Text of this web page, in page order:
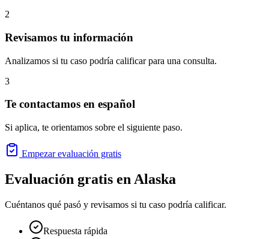
2
Revisamos tu información
Analizamos si tu caso podría calificar para una consulta.
3
Te contactamos en español
Si aplica, te orientamos sobre el siguiente paso.
Empezar evaluación gratis
Evaluación gratis en Alaska
Cuéntanos qué pasó y revisamos si tu caso podría calificar.
Respuesta rápida